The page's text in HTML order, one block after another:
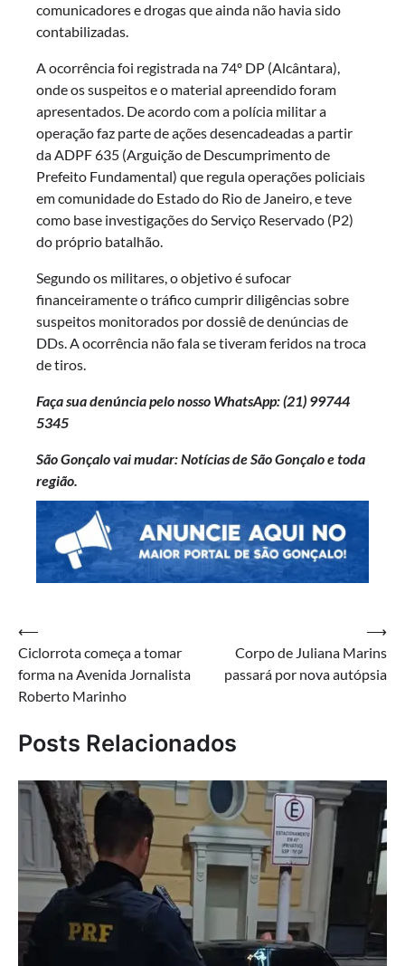
comunicadores e drogas que ainda não havia sido
contabilizadas.
A ocorrência foi registrada na 74º DP (Alcântara),
onde os suspeitos e o material apreendido foram
apresentados. De acordo com a polícia militar a
operação faz parte de ações desencadeadas a partir
da ADPF 635 (Arguição de Descumprimento de
Prefeito Fundamental) que regula operações policiais
em comunidade do Estado do Rio de Janeiro, e teve
como base investigações do Serviço Reservado (P2)
do próprio batalhão.
Segundo os militares, o objetivo é sufocar
financeiramente o tráfico cumprir diligências sobre
suspeitos monitorados por dossiê de denúncias de
DDs. A ocorrência não fala se tiveram feridos na troca
de tiros.
Faça sua denúncia pelo nosso WhatsApp: (21) 99744
5345
São Gonçalo vai mudar: Notícias de São Gonçalo e toda
região.
Navegação
de
Post
⟵
Ciclorrota começa a tomar
forma na Avenida Jornalista
Roberto Marinho
Corpo de Juliana Marins
passará por nova autópsia
⟶
Posts Relacionados